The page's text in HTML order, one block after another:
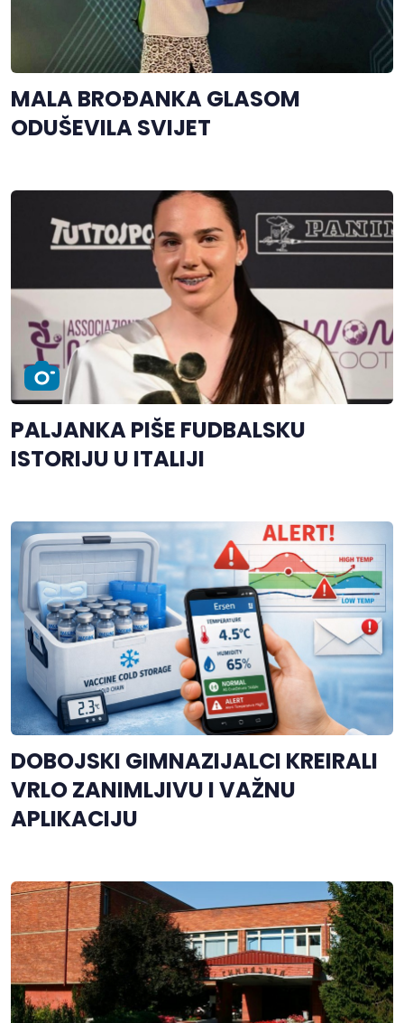
MALA BROĐANKA GLASOM
ODUŠEVILA SVIJET
PALJANKA PIŠE FUDBALSKU
ISTORIJU U ITALIJI
DOBOJSKI GIMNAZIJALCI KREIRALI
VRLO ZANIMLJIVU I VAŽNU
APLIKACIJU